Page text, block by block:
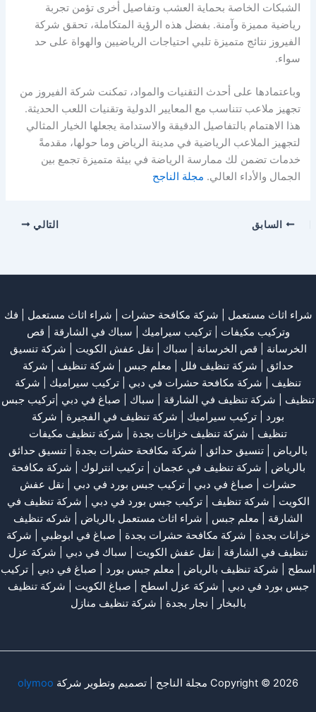
الشبكات الخاصة بحماية العشب وتفاصيل أخرى تؤمن تجربة
رياضية مميزة وآمنة. بفضل هذه الرؤية المتكاملة، تحقق شركة
الفيروز نتائج متميزة تلبي احتياجات الرياضيين والهواة على حد
سواء.
وباعتمادها على أحدث التقنيات والمواد، تمكنت شركة الفيروز من
تجهيز ملاعب تتناسب مع المعايير الدولية وتقنيات اللعب الحديثة.
هذا الاهتمام بالتفاصيل الدقيقة والاستدامة يجعلها الخيار المثالي
لتجهيز الملاعب الرياضية في مدينة الرياض وما حولها، مقدمةً
خدمات تضمن لك ممارسة الرياضة في بيئة متميزة تجمع بين
الجمال والأداء العالي. مجلة الناجح
السابق التالي
شراء اثاث مستعمل شركة مكافحة حشرات شراء اثاث مستعمل
فك
وتركيب مكيفات | تركيب سيراميك | سباك في الشارقة
قص
الخرسانة | قص الخرسانة | سباك نقل عفش الكويت
شركة تنسيق
حدائق
شركة تنظيف فلل معلم جبس شركة تنظيف
شركة
تنظيف
شركة مكافحة حشرات في دبي تركيب سيراميك
شركة
تنظيف
شركة تنظيف في الشارقة | سباك | صباغ في دبي |تركيب جبس
بورد | تركيب سيراميك شركة تنظيف في الفجيرة
شركة
تنظيف
شركة تنظيف خزانات بجدة
شركة تنظيف مكيفات
بالرياض
تنسيق حدائق شركة مكافحة حشرات بجدة
تنسيق حدائق
بالرياض
شركة تنظيف في عجمان | تركيب انترلوك | شركة مكافحة
حشرات
صباغ في دبي تركيب جبس بورد في دبي
نقل عفش
الكويت
شركة تنظيف |تركيب جبس بورد في دبي
شركة تنظيف في
الشارقة
معلم جبس شراء اثاث مستعمل بالرياض
شركه تنظيف
خزانات بجدة
شركة مكافحة حشرات بجدة صباغ في ابوظبي
شركة
تنظيف في الشارقة
نقل عفش الكويت | سباك في دبي | شركة عزل
اسطح
شركة تنظيف بالرياض معلم جبس بورد صباغ في دبي
تركيب
جبس بورد في دبي
شركة عزل اسطح صباغ الكويت
شركة تنظيف
بالبخار
نجار بجدة شركة تنظيف منازل
Copyright © 2026 مجلة الناجح | تصميم وتطوير شركة olymoo